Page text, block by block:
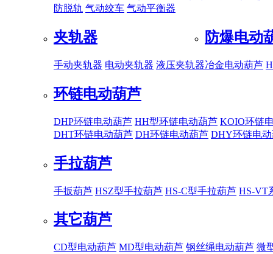
防脱轨 气动绞车 气动平衡器
夹轨器
手动夹轨器 电动夹轨器 液压夹轨器
防爆电动
冶金电动葫芦
环链电动葫芦
DHP环链电动葫芦 HH型环链电动葫芦 KOIO环链
DHT环链电动葫芦 DH环链电动葫芦 DHY环链电
手拉葫芦
手扳葫芦 HSZ型手拉葫芦 HS-C型手拉葫芦 HS-VT
其它葫芦
CD型电动葫芦 MD型电动葫芦 钢丝绳电动葫芦 微